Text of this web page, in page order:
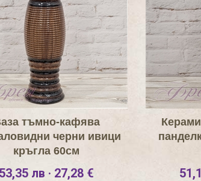
тъмно-кафява
черни ивици
кръгла 60см
53,35 лв · 27,28 €